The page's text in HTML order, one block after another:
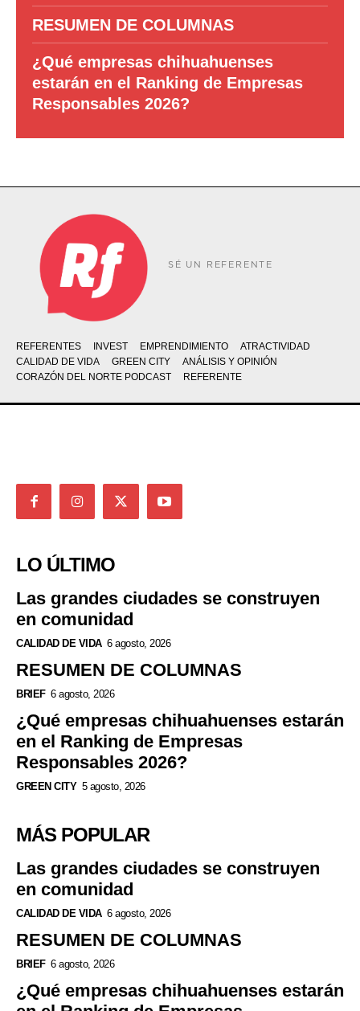
RESUMEN DE COLUMNAS
¿Qué empresas chihuahuenses
estarán en el Ranking de Empresas
Responsables 2026?
SÉ UN REFERENTE
REFERENTES INVEST EMPRENDIMIENTO
ATRACTIVIDAD
CALIDAD DE VIDA
GREEN CITY
ANÁLISIS Y OPINIÓN
CORAZÓN DEL NORTE PODCAST
REFERENTE
LO ÚLTIMO
Las grandes ciudades se construyen
en comunidad
CALIDAD DE VIDA 6 agosto, 2026
RESUMEN DE COLUMNAS
BRIEF 6 agosto, 2026
¿Qué empresas chihuahuenses estarán
en el Ranking de Empresas
Responsables 2026?
GREEN CITY 5 agosto, 2026
MÁS POPULAR
Las grandes ciudades se construyen
en comunidad
CALIDAD DE VIDA 6 agosto, 2026
RESUMEN DE COLUMNAS
BRIEF 6 agosto, 2026
¿Qué empresas chihuahuenses estarán